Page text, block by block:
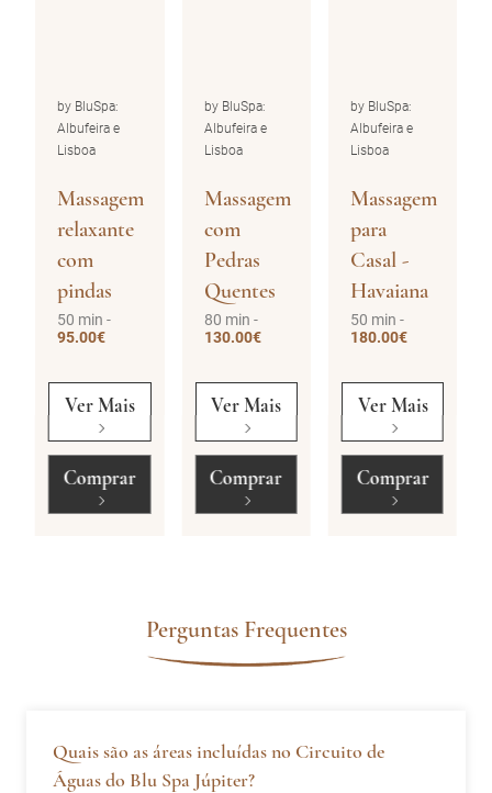
by BluSpa:
Albufeira e
Lisboa
Massagem
relaxante
com
pindas
50 min -
95.00€
Ver Mais
Comprar
by BluSpa:
Albufeira e
Lisboa
Massagem
com
Pedras
Quentes
80 min -
130.00€
Ver Mais
Comprar
by BluSpa:
Albufeira e
Lisboa
Massagem
para
Casal -
Havaiana
50 min -
180.00€
Ver Mais
Comprar
Perguntas Frequentes
Quais são as áreas incluídas no Circuito de
Águas do Blu Spa Júpiter?